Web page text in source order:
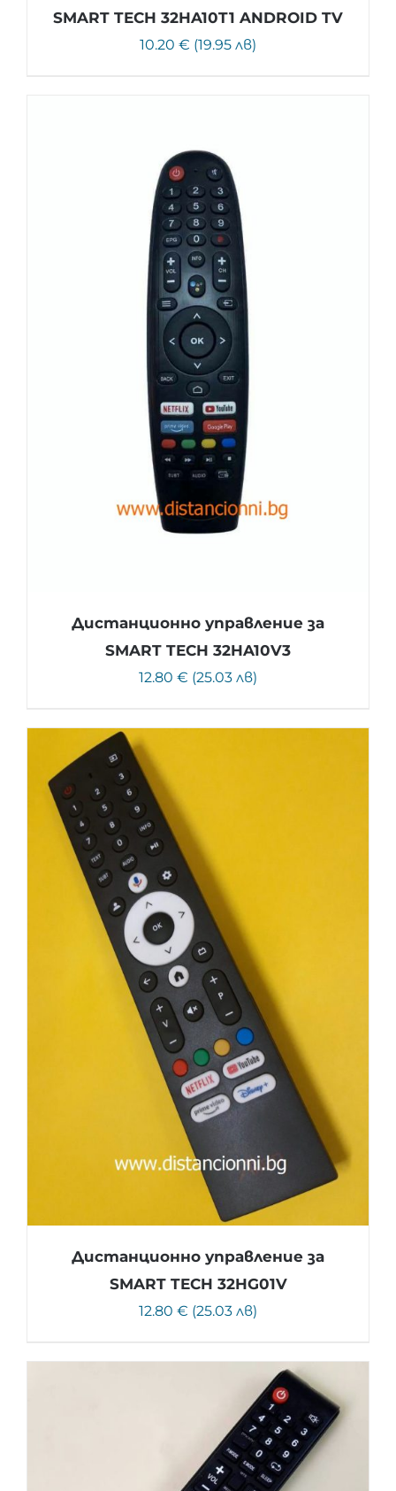
SMART TECH 32HA10T1 ANDROID TV
10.20 € (19.95 лв)
Дистанционно управление за
SMART TECH 32HA10V3
12.80 € (25.03 лв)
Дистанционно управление за
SMART TECH 32HG01V
12.80 € (25.03 лв)